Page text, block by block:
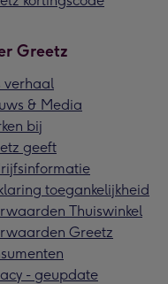
Greetz
verhaal
& Media
bij
geeft
toegankelijkheid
Thuiswinkel
Greetz
- geupdate